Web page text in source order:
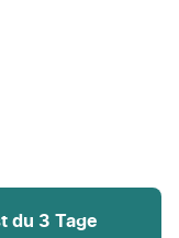
du 3 Tage